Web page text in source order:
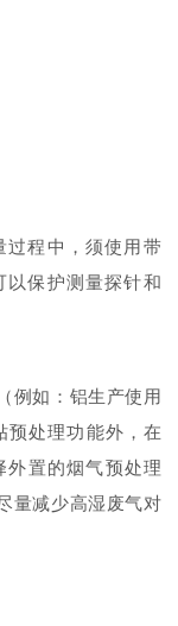
过程中，须使用带
以保护测量探针和
例如：铝生产使用
预处理功能外，在
外置的烟气预处理
量减少高湿废气对